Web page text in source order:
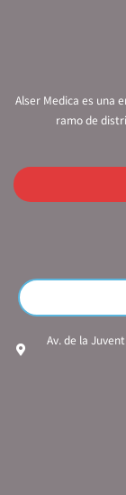
Alser Medica es una
ramo de
Av. de la